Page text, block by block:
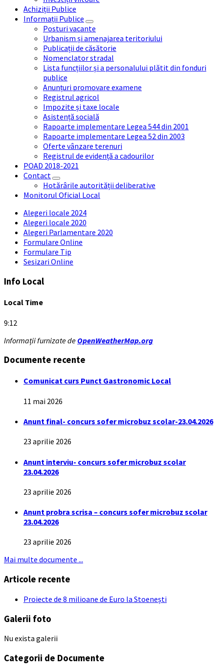
Achiziții Publice
Informații Publice
Posturi vacante
Urbanism și amenajarea teritoriului
Publicații de căsătorie
Nomenclator stradal
Lista funcțiilor și a personalului plătit din fonduri
publice
Anunțuri promovare examene
Registrul agricol
Impozite și taxe locale
Asistență socială
Rapoarte implementare Legea 544 din 2001
Rapoarte implementare Legea 52 din 2003
Oferte vânzare terenuri
Registrul de evidență a cadourilor
POAD 2018-2021
Contact
Hotărârile autorității deliberative
Monitorul Oficial Local
Alegeri locale 2024
Alegeri locale 2020
Alegeri Parlamentare 2020
Formulare Online
Formulare Tip
Sesizari Online
Info Local
Local Time
9:12
Informații furnizate de OpenWeatherMap.org
Documente recente
Comunicat curs Punct Gastronomic Local
11 mai 2026
Anunt final- concurs sofer microbuz scolar-23.04.2026
23 aprilie 2026
Anunt interviu- concurs sofer microbuz scolar
23.04.2026
23 aprilie 2026
Anunt probra scrisa – concurs sofer microbuz scolar
23.04.2026
23 aprilie 2026
Mai multe documente ...
Articole recente
Proiecte de 8 milioane de Euro la Stoenești
Galerii foto
Nu exista galerii
Categorii de Documente